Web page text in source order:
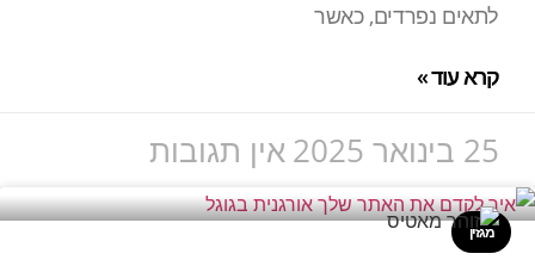
לתאים נפרדים, כאשר
קרא עוד »
25 בינואר 2025 אין תגובות
מגזין